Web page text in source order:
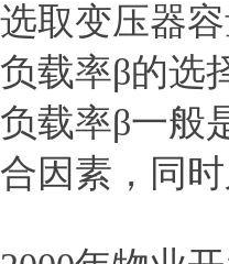
选取变压器
负载率β的选
负载率β一般
合因素，同